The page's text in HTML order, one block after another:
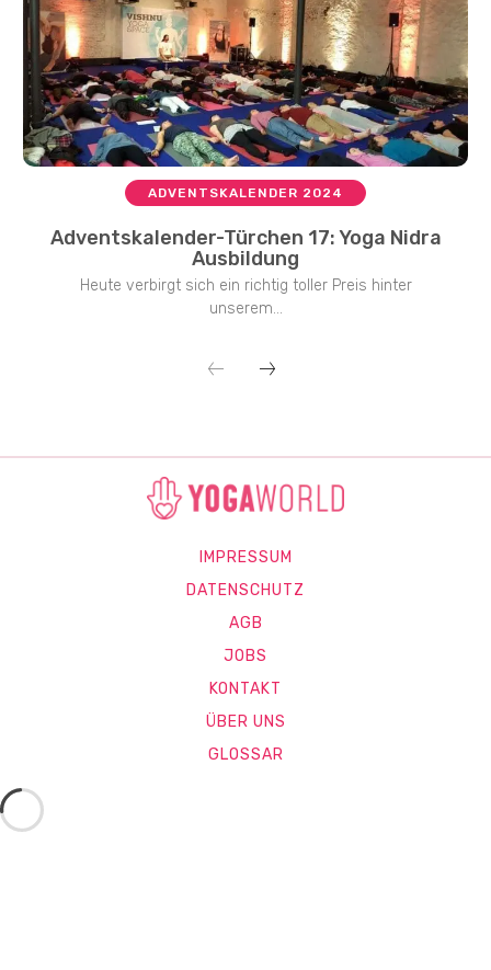
ADVENTSKALENDER 2024
Adventskalender-Türchen 17: Yoga Nidra
Ausbildung
Heute verbirgt sich ein richtig toller Preis hinter
unserem...
IMPRESSUM
DATENSCHUTZ
AGB
JOBS
KONTAKT
ÜBER UNS
GLOSSAR